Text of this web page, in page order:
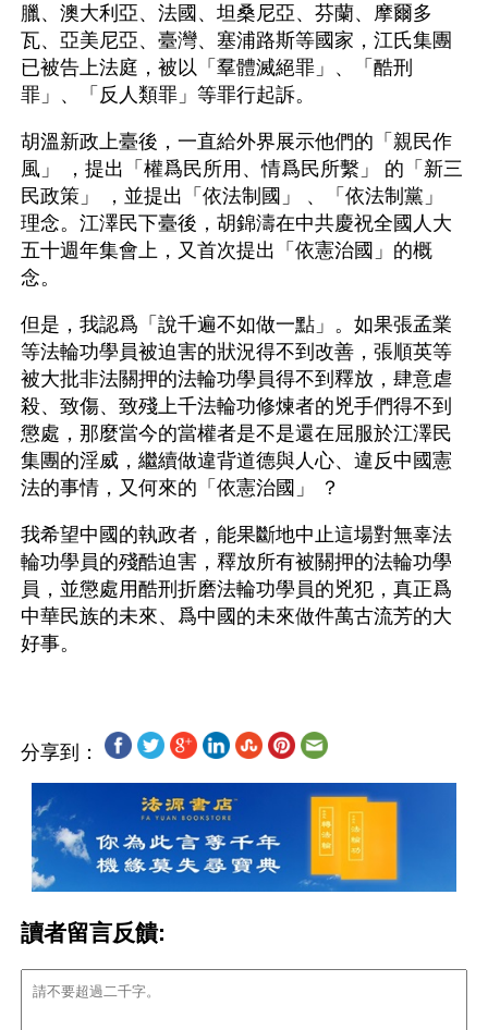
臘、澳大利亞、法國、坦桑尼亞、芬蘭、摩爾多
瓦、亞美尼亞、臺灣、塞浦路斯等國家，江氏集團
已被告上法庭，被以「羣體滅絕罪」、「酷刑
罪」、「反人類罪」等罪行起訴。
胡溫新政上臺後，一直給外界展示他們的「親民作
風」 ，提出「權爲民所用、情爲民所繫」 的「新三
民政策」 ，並提出「依法制國」 、「依法制黨」
理念。江澤民下臺後，胡錦濤在中共慶祝全國人大
五十週年集會上，又首次提出「依憲治國」的概
念。
但是，我認爲「說千遍不如做一點」。如果張孟業
等法輪功學員被迫害的狀況得不到改善，張順英等
被大批非法關押的法輪功學員得不到釋放，肆意虐
殺、致傷、致殘上千法輪功修煉者的兇手們得不到
懲處，那麼當今的當權者是不是還在屈服於江澤民
集團的淫威，繼續做違背道德與人心、違反中國憲
法的事情，又何來的「依憲治國」 ？
我希望中國的執政者，能果斷地中止這場對無辜法
輪功學員的殘酷迫害，釋放所有被關押的法輪功學
員，並懲處用酷刑折磨法輪功學員的兇犯，真正爲
中華民族的未來、爲中國的未來做件萬古流芳的大
分享到：
讀者留言反饋: